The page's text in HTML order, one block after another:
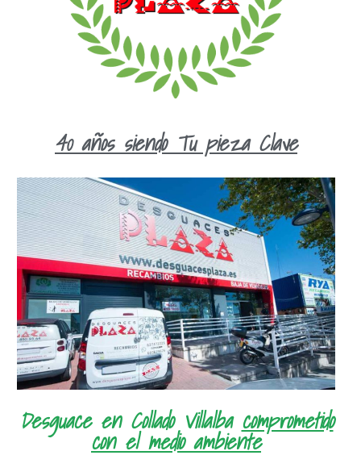
40 años siendo Tu pieza Clave
Desguace en Collado Villalba comprometido
con el medio ambiente